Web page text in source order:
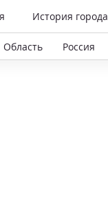
История города
Область Россия